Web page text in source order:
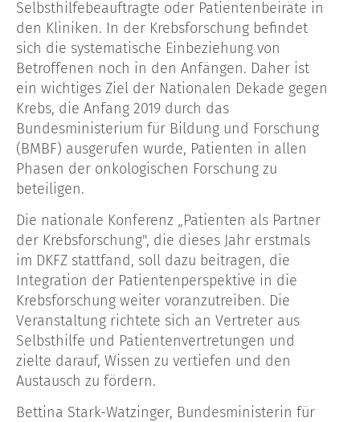
Selbsthilfebeauftragte oder Patientenbeiräte in
den Kliniken. In der Krebsforschung befindet
sich die systematische Einbeziehung von
Betroffenen noch in den Anfängen. Daher ist
ein wichtiges Ziel der Nationalen Dekade gegen
Krebs, die Anfang 2019 durch das
Bundesministerium für Bildung und Forschung
(BMBF) ausgerufen wurde, Patienten in allen
Phasen der onkologischen Forschung zu
beteiligen.
Die nationale Konferenz „Patienten als Partner
der Krebsforschung", die dieses Jahr erstmals
im DKFZ stattfand, soll dazu beitragen, die
Integration der Patientenperspektive in die
Krebsforschung weiter voranzutreiben. Die
Veranstaltung richtete sich an Vertreter aus
Selbsthilfe und Patientenvertretungen und
zielte darauf, Wissen zu vertiefen und den
Austausch zu fördern.
Bettina Stark-Watzinger, Bundesministerin für